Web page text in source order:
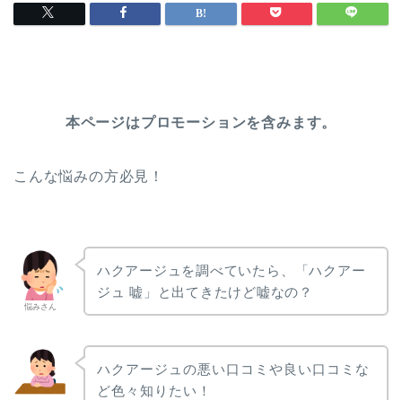
本ページはプロモーションを含みます。
こんな悩みの方必見！
悩みさん
ハクアージュを調べていたら、「ハクアー
ジュ 嘘」と出てきたけど嘘なの？
ハクアージュの悪い口コミや良い口コミな
ど色々知りたい！